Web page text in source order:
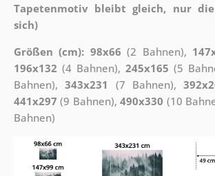
Tapetenmotiv bleibt gleich, nur
sich)
Größen (cm): 98x66 (2 Bahnen),
196x132 (4 Bahnen), 245x165 (5
Bahnen),343x231 (7 Bahnen),
441x297 (9 Bahnen),490x330 (10
Bahnen)